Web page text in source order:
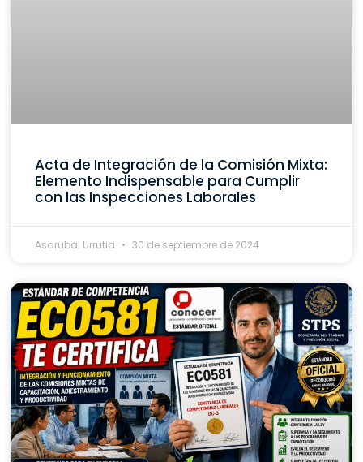
Acta de Integración de la Comisión Mixta:
Elemento Indispensable para Cumplir
con las Inspecciones Laborales
Asdrubal Urrutia 30 de septiembre de 2024